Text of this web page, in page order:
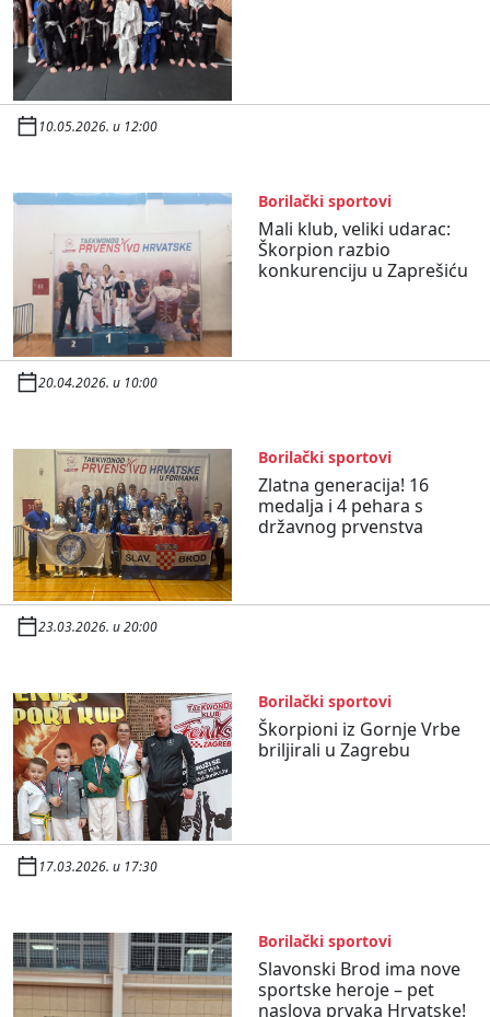
10.05.2026. u 12:00
Borilački sportovi
Mali klub, veliki udarac:
Škorpion razbio
konkurenciju u Zaprešiću
20.04.2026. u 10:00
Borilački sportovi
Zlatna generacija! 16
medalja i 4 pehara s
državnog prvenstva
23.03.2026. u 20:00
Borilački sportovi
Škorpioni iz Gornje Vrbe
briljirali u Zagrebu
17.03.2026. u 17:30
Borilački sportovi
Slavonski Brod ima nove
sportske heroje – pet
naslova prvaka Hrvatske!